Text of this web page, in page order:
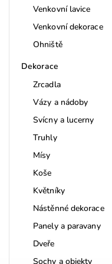
Venkovní lavice
Venkovní dekorace
Ohniště
Dekorace
Zrcadla
Vázy a nádoby
Svícny a lucerny
Truhly
Mísy
Koše
Květníky
Nástěnné dekorace
Panely a paravany
Dveře
Sochy a objekty